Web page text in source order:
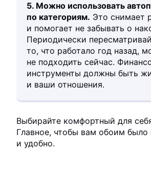
5. Можно использовать
по категориям. Это снимает
и помогает не забывать о
Периодически
то, что работало год назад,
не подходить сейчас.
инструменты должны быть
и ваши отношения.
Выбирайте комфортный для
Главное, чтобы вам обоим было
и удобно.